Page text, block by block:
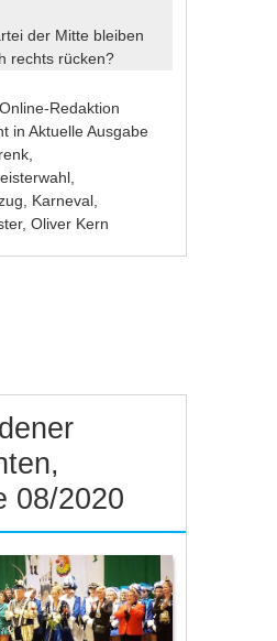
der Mitte bleiben
rechts rücken?
Redaktion
inAktuelle Ausgabe
Karneval
,Oliver Kern
08/2020